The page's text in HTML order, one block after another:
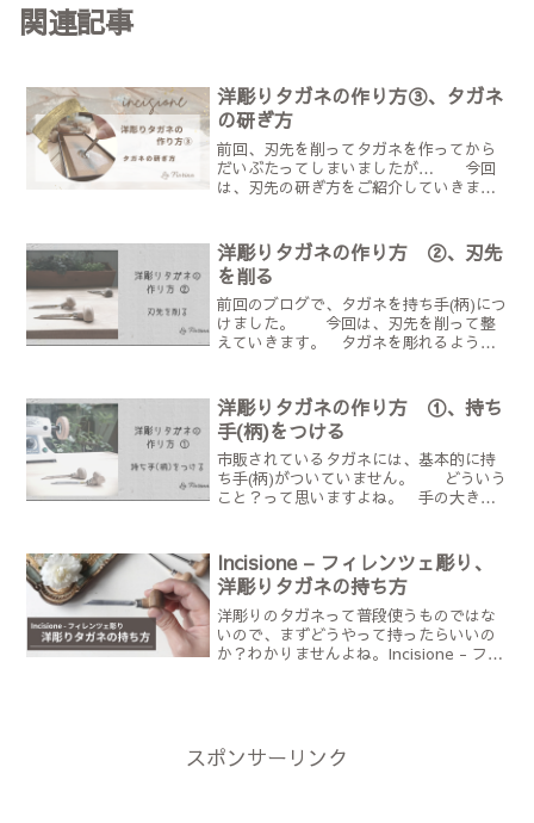
関連記事
洋彫りタガネの作り方③、タガネ
の研ぎ方
前回、刃先を削ってタガネを作ってから
だいぶたってしまいましたが… 今回
は、刃先の研ぎ方をご紹介していきま
するかもしれませんが、段々上手くなり
ますので、焦らず練習するの...
洋彫りタガネの作り方 ②、刃先
を削る
前回のブログで、タガネを持ち手(柄)につ
けました。 今回は、刃先を削って整
えていきます。 タガネを彫れるように
合わせて、刃の長さを調整することと、
もう一つ、彫るときに...
洋彫りタガネの作り方 ①、持ち
手(柄)をつける
市販されているタガネには、基本的に持
ち手(柄)がついていません。 どういう
こと？って思いますよね。 手の大きさ
は自分で作る。 面倒に感じますが、結
局それが一番合理的なん...
Incisione – フィレンツェ彫り、
洋彫りタガネの持ち方
洋彫りのタガネって普段使うものではな
いので、まずどうやって持ったらいいの
か？わかりませんよね。Incisione - フィ
スポンサーリンク